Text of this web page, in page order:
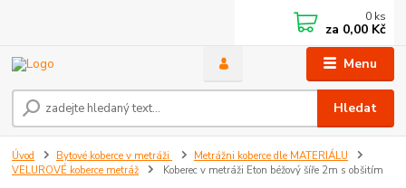
Menu
Hledat
0 ks
za 0,00 Kč
Úvod Bytové koberce v metráži
Metrážni koberce dle MATERIÁLU
VELUROVÉ koberce metráž
Koberec v metráži Eton béžový šíře 2m s obšitím